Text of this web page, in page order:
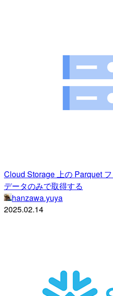
Cloud Storage 上の Parquet
データのみで取得する
hanzawa.yuya
2025.02.14